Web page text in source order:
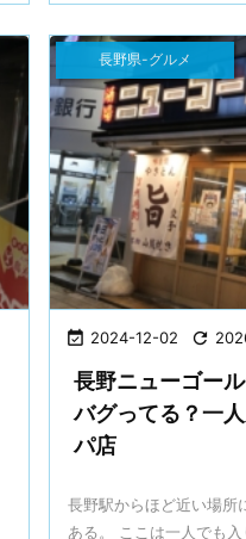
 2024-12-02 
長野県-グルメ
長野ニューゴー
バグってる？一
パ店
長野駅からほど近い場所
ある。 ここは一人でも